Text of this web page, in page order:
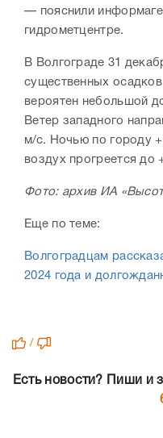
— пояснили
гидрометцентре.
В Волгограде 31
существенных
вероятен небольшой
Ветер западного
м/с. Ночью по городу
воздух прогреется до
Фото: архив ИА
Еще по теме:
Волгоградцам
2024 года и
/
Есть новости? Пиши и